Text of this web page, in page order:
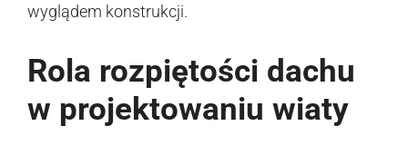
wyglądem konstrukcji.
Rola rozpiętości dachu
w projektowaniu wiaty